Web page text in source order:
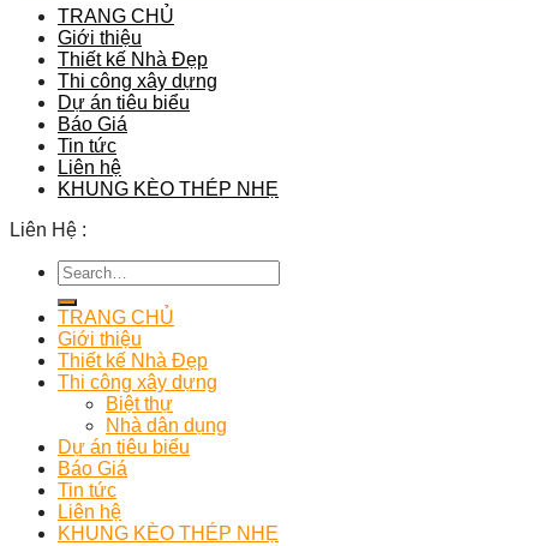
TRANG CHỦ
Giới thiệu
Thiết kế Nhà Đẹp
Thi công xây dựng
Dự án tiêu biểu
Báo Giá
Tin tức
Liên hệ
KHUNG KÈO THÉP NHẸ
Liên Hệ :
TRANG CHỦ
Giới thiệu
Thiết kế Nhà Đẹp
Thi công xây dựng
Biệt thự
Nhà dân dụng
Dự án tiêu biểu
Báo Giá
Tin tức
Liên hệ
KHUNG KÈO THÉP NHẸ